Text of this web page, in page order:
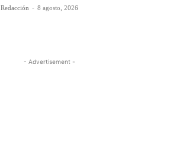
Redacción - 8 agosto, 2026
- Advertisement -